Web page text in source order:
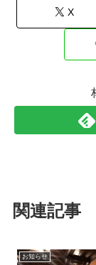
X
関連記事
お知らせ